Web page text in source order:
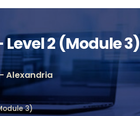
2 (Module 3)
Alexandria
3)